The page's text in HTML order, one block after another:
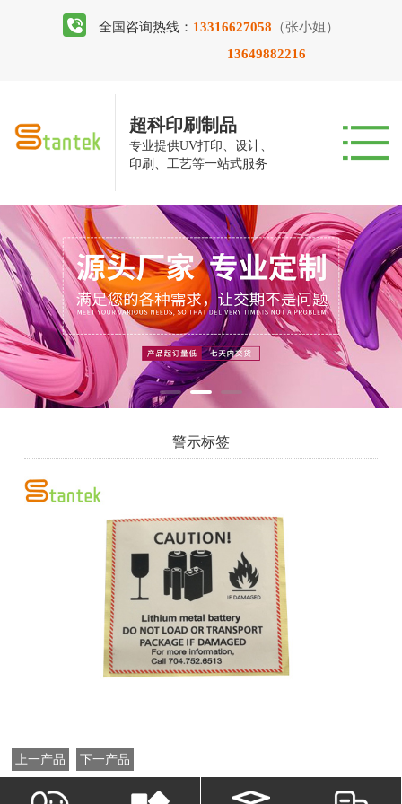
全国咨询热线： 13316627058 （张小姐）
13649882216
超科印刷制品
专业提供UV打印、设计、
印刷、工艺等一站式服务
警示标签
上一产品 下一产品